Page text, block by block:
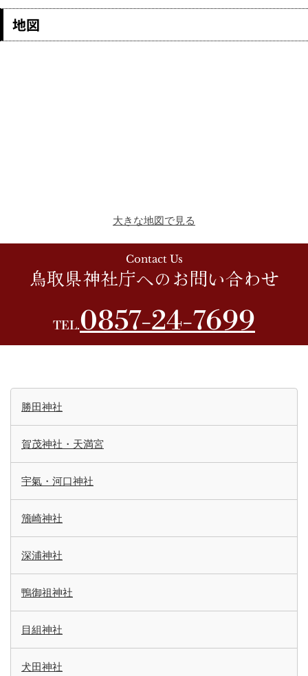
地図
大きな地図で見る
Contact Us
鳥取県神社庁へのお問い合わせ
TEL.0857-24-7699
勝田神社
賀茂神社・天満宮
宇氣・河口神社
籏崎神社
深浦神社
鴨御祖神社
目組神社
犬田神社